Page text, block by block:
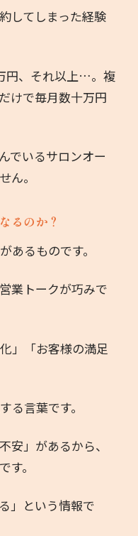
してしまった経験
円、それ以上…。複
けで毎月数十万円
でいるサロンオー
ん。
るのか？
あるものです。
業トークが巧みで
」「お客様の満足
る言葉です。
安」があるから、
す。
」という情報で